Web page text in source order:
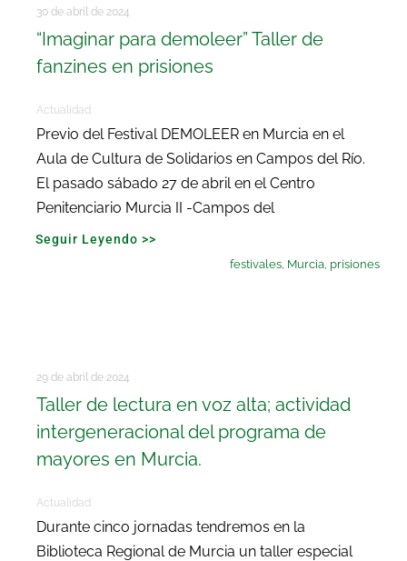
Buscar:
30 de abril de 2024
“Imaginar para demoleer” Taller de
fanzines en prisiones
Actualidad
Previo del Festival DEMOLEER en Murcia en el
Aula de Cultura de Solidarios en Campos del Río.
El pasado sábado 27 de abril en el Centro
Penitenciario Murcia II -Campos del
Seguir Leyendo >>
festivales, Murcia, prisiones
29 de abril de 2024
Taller de lectura en voz alta; actividad
intergeneracional del programa de
mayores en Murcia.
Actualidad
Durante cinco jornadas tendremos en la
Biblioteca Regional de Murcia un taller especial